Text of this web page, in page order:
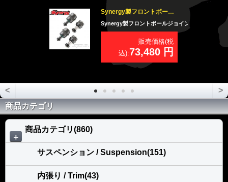
Synergy製フロントボールジョイント コンプリートセットJK用
販売価格(税
込):73,480 円
<
>
商品カテゴリ
＋
商品カテゴリ(860)
サスペンション / Suspension(151)
内張り / Trim(43)